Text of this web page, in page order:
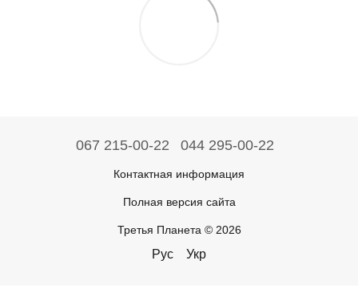
067 215-00-22 044 295-00-22
Контактная информация
Полная версия сайта
Третья Планета © 2026
Рус Укр